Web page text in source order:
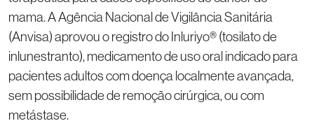
mama. A Agência Nacional de Vigilância Sanitária
(Anvisa) aprovou o registro do Inluriyo® (tosilato de
inlunestranto), medicamento de uso oral indicado para
pacientes adultos com doença localmente avançada,
sem possibilidade de remoção cirúrgica, ou com
metástase.